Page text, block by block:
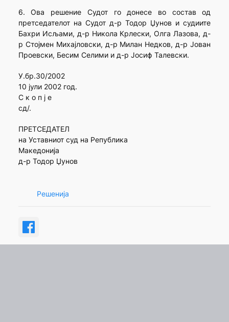
6. Ова решение Судот го донесе во состав од
претседателот на Судот д-р Тодор Џунов и судиите
Бахри Исљами, д-р Никола Крлески, Олга Лазова, д-
р Стојмен Михајловски, д-р Милан Недков, д-р Јован
Проевски, Бесим Селими и д-р Јосиф Талевски.
У.бр.30/2002
10 јули 2002 год.
С к о п ј е
сд/.
ПРЕТСЕДАТЕЛ
на Уставниот суд на Република
Македонија
д-р Тодор Џунов
Решенија